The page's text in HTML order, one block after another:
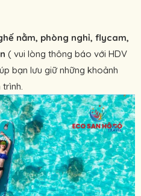
nằm, phòng nghỉ, flycam,
( vui lòng thông báo với HDV
bạn lưu giữ những khoảnh